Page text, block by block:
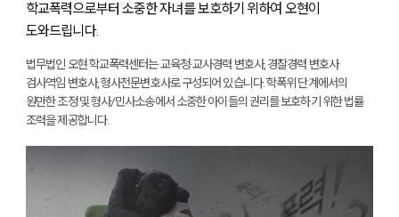
학교폭력으로부터 소중한 자녀를 보호하기 위하여 오현이
도와드립니다.
법무법인 오현 학교폭력센터는 교육청·교사경력 변호사, 경찰경력 변호사
검사역임 변호사, 형사전문변호사로 구성되어 있습니다. 학폭위 단계에서의
원만한 조정 및 형사/민사소송에서 소중한 아이들의 권리를 보호하기 위한 법률
조력을 제공합니다.